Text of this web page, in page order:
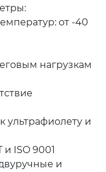
от -40
нагрузкам
ультрафиолету и
ISO 9001
и